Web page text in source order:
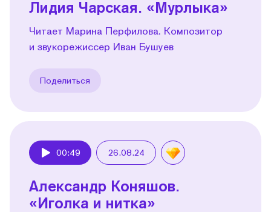
Лидия Чарская. «Мурлыка»
Читает Марина Перфилова. Композитор
и звукорежиссер Иван Бушуев
Поделиться
00:49 26.08.24
Александр Коняшов.
«Иголка и нитка»